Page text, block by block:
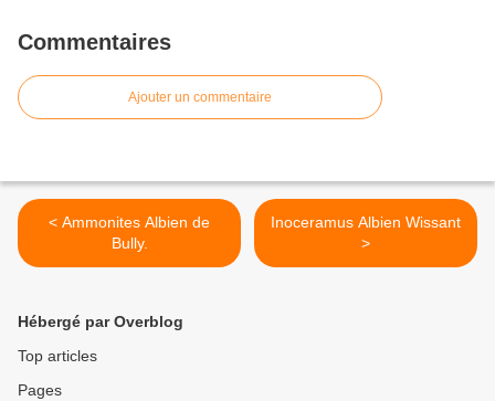
Commentaires
Ajouter un commentaire
< Ammonites Albien de
Bully.
Inoceramus Albien Wissant
>
Hébergé par Overblog
Top articles
Pages